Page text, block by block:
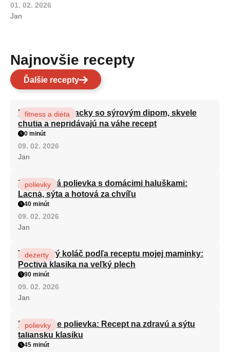
01. 02. 2026
Jan
Najnovšie recepty
Ďalšie recepty
Brokolicové placky so sýrovým dipom, skvele
chutia a nepridávajú na váhe recept
fitness a diéta
0 minút
09. 02. 2026
Jan
Zeleninová polievka s domácimi haluškami:
Lacná, sýta a hotová za chvíľu
polievky
40 minút
09. 02. 2026
Jan
Tvarohový koláč podľa receptu mojej maminky:
Poctivá klasika na veľký plech
dezerty
90 minút
09. 02. 2026
Jan
Minestrone polievka: Recept na zdravú a sýtu
taliansku klasiku
polievky
45 minút